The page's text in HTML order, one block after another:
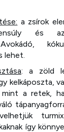
a zsírok
és az
lehet.
: a zöld
kelkáposzta,
a retek,
így